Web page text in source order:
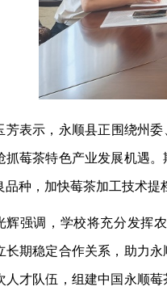
芳表示，永顺县正围绕州委
抓莓茶特色产业发展机遇
品种，加快莓茶加工技术提
辉强调，学校将充分发挥
长期稳定合作关系，助力
人才队伍，组建中国永顺